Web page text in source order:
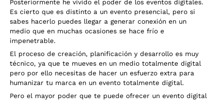
Posteriormente he vivido el poder de los eventos digitales.
Es cierto que es distinto a un evento presencial, pero si
sabes hacerlo puedes llegar a generar conexión en un
medio que en muchas ocasiones se hace frío e
impenetrable.
El proceso de creación, planificación y desarrollo es muy
técnico, ya que te mueves en un medio totalmente digital
pero por ello necesitas de hacer un esfuerzo extra para
humanizar tu marca en un evento totalmente digital.
Pero el mayor poder que te puede ofrecer un evento digital